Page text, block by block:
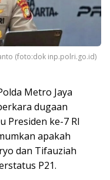
(foto:dok inp.polri.go.id)
Metro Jaya
dugaan
Presiden ke-7 RI
apakah
dan Tifauziah
P21.